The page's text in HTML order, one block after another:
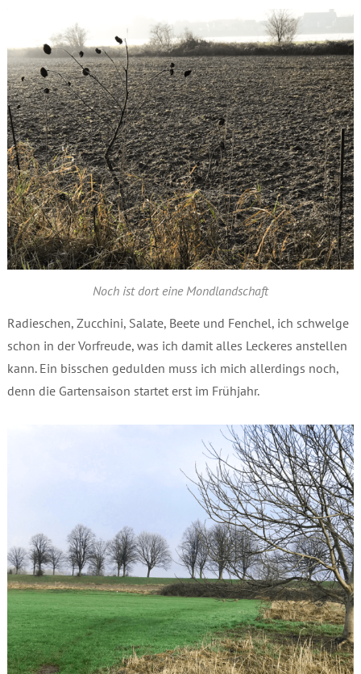
Noch ist dort eine Mondlandschaft
Radieschen, Zucchini, Salate, Beete und Fenchel, ich schwelge
schon in der Vorfreude, was ich damit alles Leckeres anstellen
kann. Ein bisschen gedulden muss ich mich allerdings noch,
denn die Gartensaison startet erst im Frühjahr.